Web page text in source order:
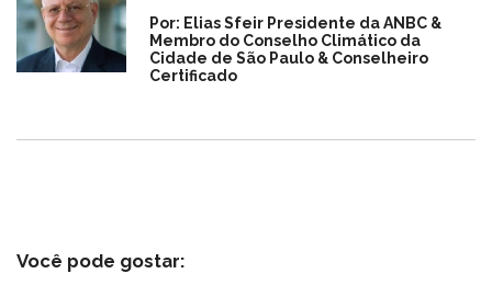
Por: Elias Sfeir Presidente da ANBC &
Membro do Conselho Climático da
Cidade de São Paulo & Conselheiro
Certificado
Você pode gostar: